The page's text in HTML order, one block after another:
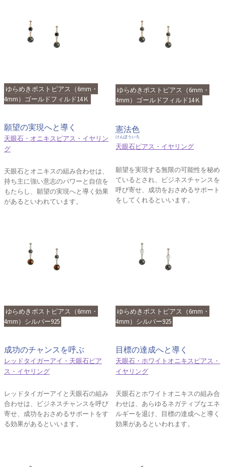
ゆらめきポストピアス（6mm・
4mm）ゴールドフィルド14Ｋ
願望の実現へと導く
天眼石・オニキスピアス・イヤリン
グ
天眼石とオニキスの組み合わせは、
持ち主に強い意志のパワーと自信を
もたらし、願望の実現へと導く効果
があるといわれています。
ゆらめきポストピアス（6mm・
4mm）ゴールドフィルド14Ｋ
憲法色
けんぽういろ
天眼石ピアス・イヤリング
願望を実現する無限の可能性を秘め
ているとされ、ビジネスチャンスを
呼び寄せ、成功をおさめるサポート
をしてくれるといいます。
ゆらめきポストピアス（6mm・
4mm）シルバー925
成功のチャンスを呼ぶ
レッドタイガーアイ・天眼石ピア
ス・イヤリング
レッドタイガーアイと天眼石の組み
合わせは、ビジネスチャンスを呼び
寄せ、成功をおさめるサポートをす
る効果があるといいます。
ゆらめきポストピアス（6mm・
4mm）シルバー925
目標の達成へと導く
天眼石・ホワイトオニキスピアス・
イヤリング
天眼石とホワイトオニキスの組み合
わせは、あらゆるネガティブなエネ
ルギーを退け、目標の達成へと導く
効果があるといわれます。